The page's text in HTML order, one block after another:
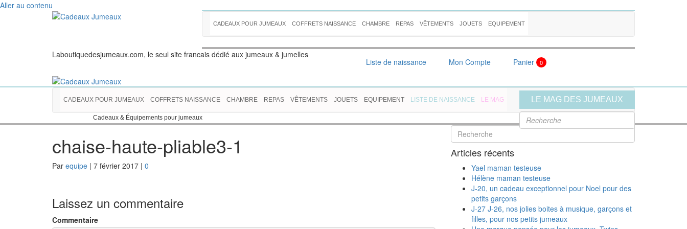
Aller au contenu
CADEAUX POUR JUMEAUX COFFRETS NAISSANCE CHAMBRE REPAS VÊTEMENTS JOUETS EQUIPEMENT
Laboutiquedesjumeaux.com, le seul site francais dédié aux jumeaux & jumelles
Liste de naissance Mon Compte Panier 0
Cadeaux & Équipements pour jumeaux
LE MAG DES JUMEAUX
CADEAUX POUR JUMEAUX COFFRETS NAISSANCE CHAMBRE REPAS VÊTEMENTS JOUETS EQUIPEMENT LISTE DE NAISSANCE LE MAG
chaise-haute-pliable3-1
Par equipe | 7 février 2017 | 0
Laissez un commentaire
Commentaire
Articles récents
Yael maman testeuse
Hélène maman testeuse
J-20, un cadeau exceptionnel pour Noel pour des
petits garçons
J-27 J-26, nos jolies boites à musique, garçons et
filles, pour nos petits jumeaux